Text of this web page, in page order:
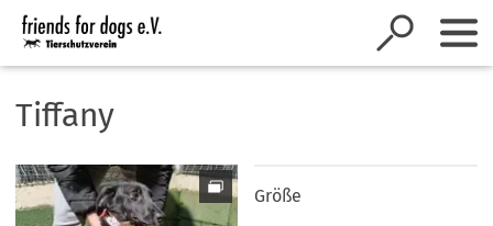
Inhalt anspringen
Tiffany
Größe